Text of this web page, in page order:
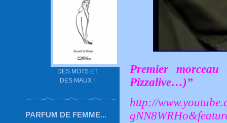
DES MOTS ET
DES MAUX !
PARFUM DE FEMME...
Premier
Pizzalive…)”
http://